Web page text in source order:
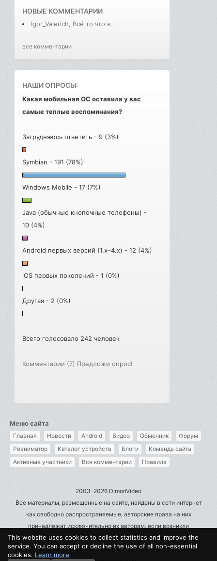
НОВЫЕ КОММЕНТАРИИ
Igor_Valerich, Всё то что в...
все комментарии
НАШИ ОПРОСЫ:
Какая мобильная ОС оставила у вас
самые теплые воспоминания?
Затрудняюсь ответить - 9 (3%)
Symbian - 191 (78%)
Windows Mobile - 17 (7%)
Java (обычные кнопочные телефоны) -
10 (4%)
Android первых версий (1.x–4.x) - 12 (4%)
iOS первых поколений - 1 (0%)
Другая - 2 (0%)
Всего голосовало 242 человек
Комментарии (7) Предложи опрос!
Меню сайта
Главная Новости Android Видео Обменник
Форум
Реаниматор
Каталог устройств Блоги
Команда сайта
Активные участники
Все комментарии Правила
2003-2026 DimonVideo
Все материалы, размещенные на сайте, найдены в сети интернет
как свободно распространяемые, авторские права на них
принадлежат исключительно их авторам, если возникли
претензии - пишите на admin@dimonvideo.ru
Политика в отношении обработки персональных данных
This website uses cookies to collect statistics and improve the
service. You can accept or decline the use of all non-essential
cookies. Learn more